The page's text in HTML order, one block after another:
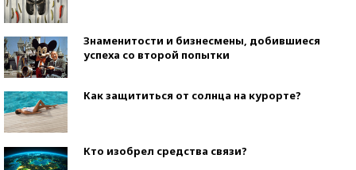
Знаменитости и бизнесмены, добившиеся
успеха со второй попытки
Как защититься от солнца на курорте?
Кто изобрел средства связи?